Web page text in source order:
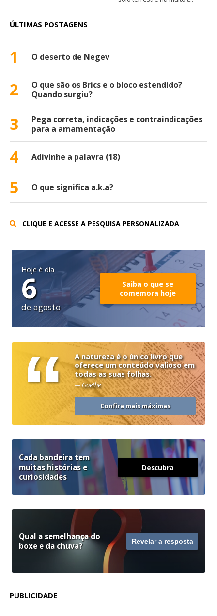
ÚLTIMAS POSTAGENS
1 O deserto de Negev
2
O que são os Brics e o bloco estendido?
Quando surgiu?
3
Pega correta, indicações e contraindicações
para a amamentação
4 Adivinhe a palavra (18)
5 O que significa a.k.a?
CLIQUE E ACESSE A PESQUISA PERSONALIZADA
Hoje é dia
6
de agosto
Saiba o que se
comemora hoje
“
A natureza é o único livro que
oferece um conteúdo valioso em
todas as suas folhas.
— Goethe
Confira mais máximas
Cada bandeira tem
muitas histórias e
curiosidades
Descubra
Qual a semelhança do
boxe e da chuva?
Revelar a resposta
PUBLICIDADE